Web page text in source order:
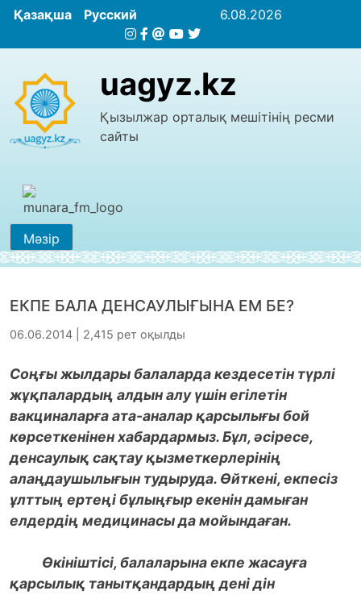
Қазақша Русский 6.08.2026
uagyz.kz
Қызылжар орталық мешітінің ресми
сайты
Мәзір
ЕКПЕ БАЛА ДЕНСАУЛЫҒЫНА ЕМ БЕ?
06.06.2014 | 2,415 рет оқылды
Соңғы жылдары балаларда кездесетін түрлі
жұқпалардың алдын алу үшін егілетін
вакциналарға ата-аналар қарсылығы бой
көрсеткенінен хабардармыз. Бұл, әсіресе,
денсаулық сақтау қызметкерлерінің
алаңдаушылығын тудыруда. Өйткені, екпесіз
ұлттың ертеңі бұлыңғыр екенін дамыған
елдердің медицинасы да мойындаған.
Өкініштісі, балаларына екпе жасауға
қарсылық танытқандардың дені дін